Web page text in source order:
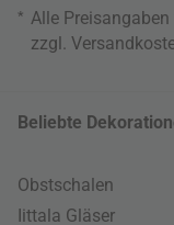
* Alle
zzgl.
Beliebte
Obstschalen
Iittala Gläser